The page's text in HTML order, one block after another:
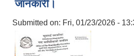
जानकारी।
Submitted on: Fri, 01/23/2026 -